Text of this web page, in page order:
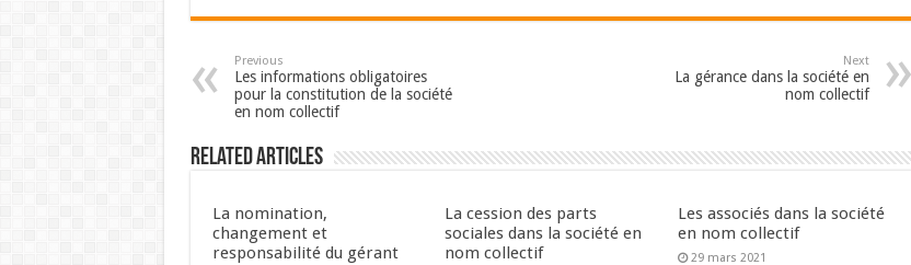
Previous
Les informations obligatoires
pour la constitution de la société
en nom collectif
Next
La gérance dans la société en
nom collectif
Related Articles
La nomination,
changement et
responsabilité du gérant
La cession des parts
sociales dans la société en
nom collectif
Les associés dans la société
en nom collectif
29 mars 2021